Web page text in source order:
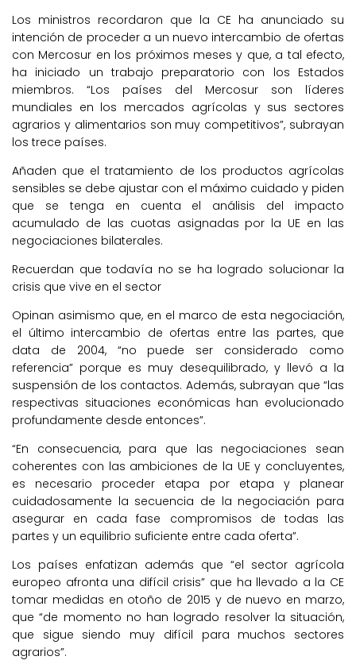
Los ministros recordaron que la CE ha anunciado su
intención de proceder a un nuevo intercambio de ofertas
con Mercosur en los próximos meses y que, a tal efecto,
ha iniciado un trabajo preparatorio con los Estados
miembros. “Los países del Mercosur son líderes
mundiales en los mercados agrícolas y sus sectores
agrarios y alimentarios son muy competitivos”, subrayan
los trece países.
Añaden que el tratamiento de los productos agrícolas
sensibles se debe ajustar con el máximo cuidado y piden
que se tenga en cuenta el análisis del impacto
acumulado de las cuotas asignadas por la UE en las
negociaciones bilaterales.
Recuerdan que todavía no se ha logrado solucionar la
crisis que vive en el sector
Opinan asimismo que, en el marco de esta negociación,
el último intercambio de ofertas entre las partes, que
data de 2004, “no puede ser considerado como
referencia” porque es muy desequilibrado, y llevó a la
suspensión de los contactos. Además, subrayan que “las
respectivas situaciones económicas han evolucionado
profundamente desde entonces”.
“En consecuencia, para que las negociaciones sean
coherentes con las ambiciones de la UE y concluyentes,
es necesario proceder etapa por etapa y planear
cuidadosamente la secuencia de la negociación para
asegurar en cada fase compromisos de todas las
partes y un equilibrio suficiente entre cada oferta”.
Los países enfatizan además que “el sector agrícola
europeo afronta una difícil crisis” que ha llevado a la CE
tomar medidas en otoño de 2015 y de nuevo en marzo,
que “de momento no han logrado resolver la situación,
que sigue siendo muy difícil para muchos sectores
agrarios”.